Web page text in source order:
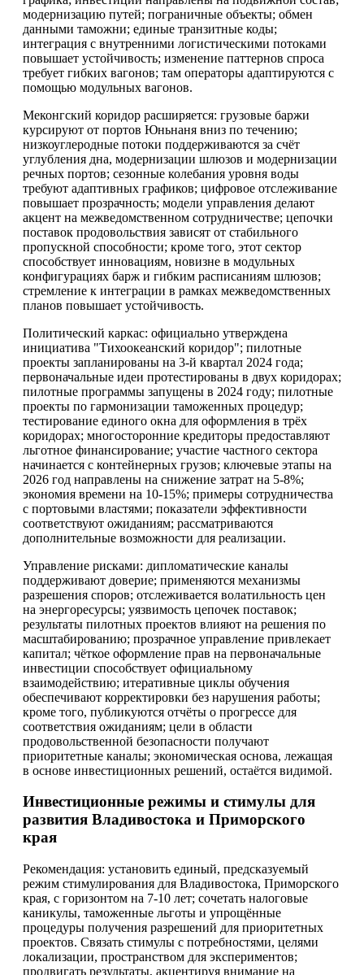
модернизацию путей; пограничные объекты; обмен
данными таможни; единые транзитные коды;
интеграция с внутренними логистическими потоками
повышает устойчивость; изменение паттернов спроса
требует гибких вагонов; там операторы адаптируются с
помощью модульных вагонов.
Меконгский коридор расширяется: грузовые баржи
курсируют от портов Юньнаня вниз по течению;
низкоуглеродные потоки поддерживаются за счёт
углубления дна, модернизации шлюзов и модернизации
речных портов; сезонные колебания уровня воды
требуют адаптивных графиков; цифровое отслеживание
повышает прозрачность; модели управления делают
акцент на межведомственном сотрудничестве; цепочки
поставок продовольствия зависят от стабильного
пропускной способности; кроме того, этот сектор
способствует инновациям, новизне в модульных
конфигурациях барж и гибким расписаниям шлюзов;
стремление к интеграции в рамках межведомственных
планов повышает устойчивость.
Политический каркас: официально утверждена
инициатива "Тихоокеанский коридор"; пилотные
проекты запланированы на 3-й квартал 2024 года;
первоначальные идеи протестированы в двух коридорах;
пилотные программы запущены в 2024 году; пилотные
проекты по гармонизации таможенных процедур;
тестирование единого окна для оформления в трёх
коридорах; многосторонние кредиторы предоставляют
льготное финансирование; участие частного сектора
начинается с контейнерных грузов; ключевые этапы на
2026 год направлены на снижение затрат на 5-8%;
экономия времени на 10-15%; примеры сотрудничества
с портовыми властями; показатели эффективности
соответствуют ожиданиям; рассматриваются
дополнительные возможности для реализации.
Управление рисками: дипломатические каналы
поддерживают доверие; применяются механизмы
разрешения споров; отслеживается волатильность цен
на энергоресурсы; уязвимость цепочек поставок;
результаты пилотных проектов влияют на решения по
масштабированию; прозрачное управление привлекает
капитал; чёткое оформление прав на первоначальные
инвестиции способствует официальному
взаимодействию; итеративные циклы обучения
обеспечивают корректировки без нарушения работы;
кроме того, публикуются отчёты о прогрессе для
соответствия ожиданиям; цели в области
продовольственной безопасности получают
приоритетные каналы; экономическая основа, лежащая
в основе инвестиционных решений, остаётся видимой.
Инвестиционные режимы и стимулы для
развития Владивостока и Приморского
края
Рекомендация: установить единый, предсказуемый
режим стимулирования для Владивостока, Приморского
края, с горизонтом на 7-10 лет; сочетать налоговые
каникулы, таможенные льготы и упрощённые
процедуры получения разрешений для приоритетных
проектов. Связать стимулы с потребностями, целями
локализации, пространством для экспериментов;
продвигать результаты, акцентируя внимание на